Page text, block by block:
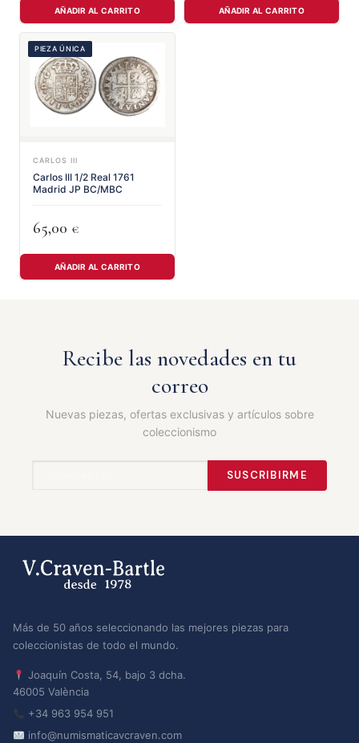
AÑADIR AL CARRITO AÑADIR AL CARRITO
PIEZA ÚNICA
CARLOS III
Carlos III 1/2 Real 1761
Madrid JP BC/MBC
65,00 €
AÑADIR AL CARRITO
Recibe las novedades en tu
correo
Nuevas piezas, ofertas exclusivas y artículos sobre
coleccionismo
SUSCRIBIRME
Más de 50 años seleccionando las mejores piezas para
coleccionistas de todo el mundo.
Joaquín Costa, 54, bajo 3 dcha.
46005 València
+34 963 954 951
info@numismaticavcraven.com